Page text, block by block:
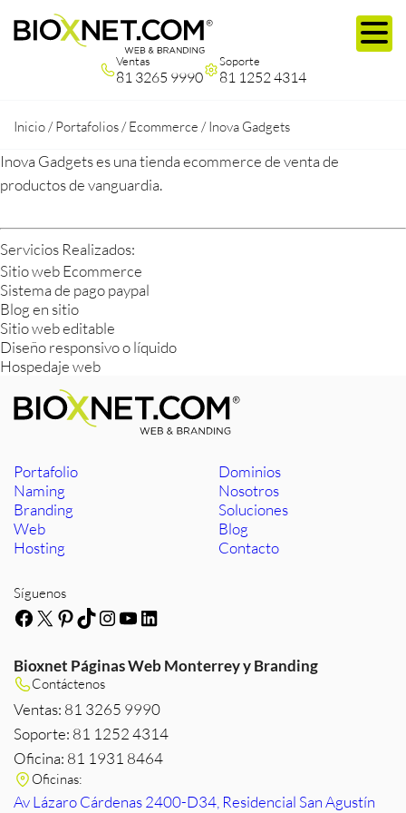
Ventas
81 3265 9990
Soporte
81 1252 4314
Inicio /Portafolios /Ecommerce /Inova Gadgets
Inova Gadgets es una tienda ecommerce de venta de
productos de vanguardia.
Servicios Realizados:
Sitio web Ecommerce
Sistema de pago paypal
Blog en sitio
Sitio web editable
Diseño responsivo o líquido
Hospedaje web
Portafolio
Naming
Branding
Web
Hosting
Dominios
Nosotros
Soluciones
Blog
Contacto
Síguenos
Facebook
X Pinterest
TikTok
Instagram
YouTube
LinkedIn
Bioxnet Páginas Web Monterrey y Branding
Contáctenos
Ventas: 81 3265 9990
Soporte: 81 1252 4314
Oficina: 81 1931 8464
Oficinas:
Av Lázaro Cárdenas 2400-D34, Residencial San Agustín